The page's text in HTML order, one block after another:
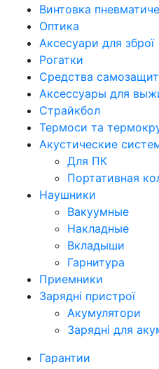
Винтовка
Оптика
Аксесуари для зброї
Рогатки
Средства
Аксессуары для
Страйкбол
Термоси та
Акустические
Для ПК
Портативная
Наушники
Вакуумные
Накладные
Вкладыши
Гарнитура
Приемники
Зарядні пристрої
Акумулятори
Зарядні для
Гарантии